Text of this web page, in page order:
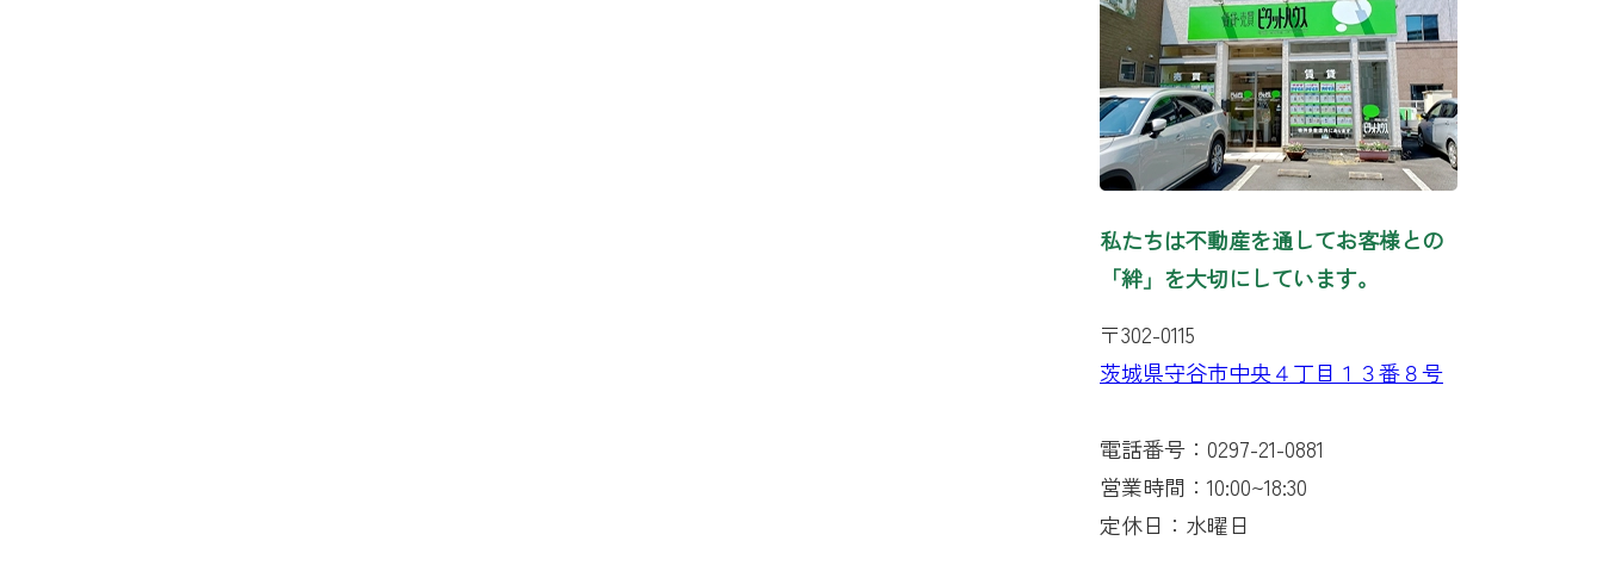
私たちは不動産を通してお客様との
「絆」を大切にしています。
〒302-0115
茨城県守谷市中央４丁目１３番８号
電話番号：0297-21-0881
営業時間：10:00~18:30
定休日：水曜日